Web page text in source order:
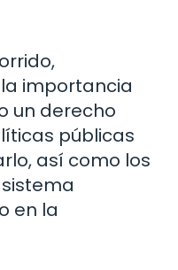
importancia
un derecho
públicas
así como los
en la